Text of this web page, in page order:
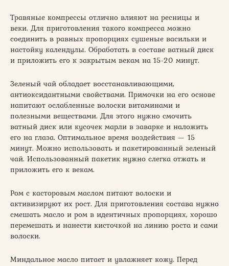
Травяные компрессы отлично влияют на ресницы и
веки. Для приготовления такого компресса можно
соединить в равных пропорциях сушеные васильки и
настойку календулы. Обработать в составе ватный диск
и приложить его к закрытым векам на 15-20 минут.
Зеленый чай обладает восстанавливающими,
антиоксидантными свойствами. Примочки на его основе
напитают ослабленные волоски витаминами и
полезными веществами. Для этого нужно смочить
ватный диск или кусочек марли в заварке и наложить
его на глаза. Оптимальное время воздействия — 15
минут. Можно использовать и пакетированный зеленый
чай. Использованный пакетик нужно слегка отжать и
приложить его к векам.
Ром с касторовым маслом питают волоски и
активизируют их рост. Для приготовления состава нужно
смешать масло и ром в идентичных пропорциях, хорошо
перемешать и нанести кисточкой на линию роста и сами
волоски.
Миндальное масло питает и увлажняет кожу. Перед